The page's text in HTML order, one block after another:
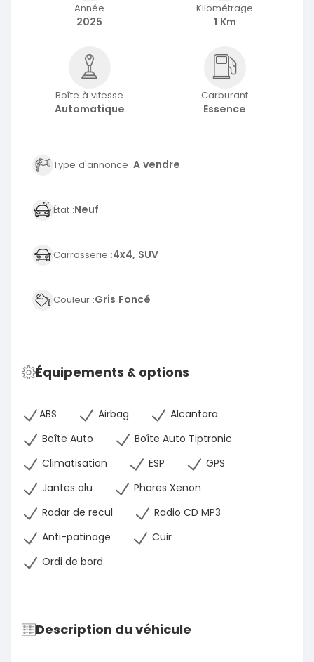
Année
2025
Kilométrage
1 Km
Boîte à vitesse
Automatique
Carburant
Essence
Type d'annonce :A vendre
État :Neuf
Carrosserie :4x4, SUV
Couleur :Gris Foncé
Équipements & options
ABS Airbag
Alcantara
Boîte Auto
Boîte Auto Tiptronic
Climatisation
ESP
GPS
Jantes alu
Phares Xenon
Radar de recul
Radio CD MP3
Anti-patinage
Cuir
Ordi de bord
Description du véhicule